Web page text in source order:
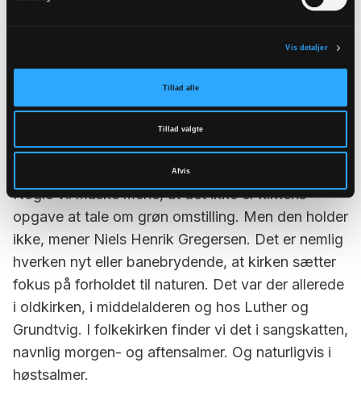
Vis detaljer
Tillad alle
Tillad valgte
Afvis
handler om at tænke praktisk i forhold til, hvordan
storheden. Kirken giver den enkelte noget i den
indre, psykologiske verden. Men hvad med hele
den ydre verden? Naturen er uden for os selv,
men naturen er også midt i vores sjæl. Vi trækker
Nogle vil måske mene, at det ikke er kirkens
opgave at tale om grøn omstilling. Men den holder
ikke, mener Niels Henrik Gregersen. Det er nemlig
hverken nyt eller banebrydende, at kirken sætter
fokus på forholdet til naturen. Det var der allerede
i oldkirken, i middelalderen og hos Luther og
Grundtvig. I folkekirken finder vi det i sangskatten,
navnlig morgen- og aftensalmer. Og naturligvis i
høstsalmer.